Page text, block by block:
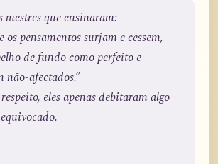
mestres que ensinaram:
os pensamentos surjam e cessem,
de fundo como perfeito e
não-afectados.”
eles apenas debitaram algo